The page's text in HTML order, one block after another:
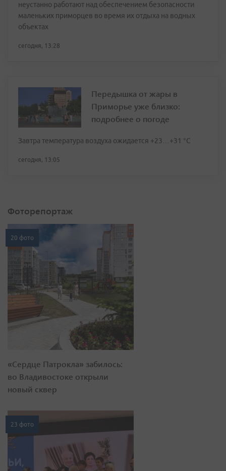
неустанно работают над обеспечением безопасности
маленьких приморцев во время их отдыха на водных
объектах
сегодня, 13:28
Передышка от жары в
Приморье уже близко:
подробнее о погоде
Завтра температура воздуха ожидается +23…+31 °C
сегодня, 13:05
Фоторепортаж
20 фото
«Сердце Патрокла» забилось:
во Владивостоке открыли
новый сквер
23 фото